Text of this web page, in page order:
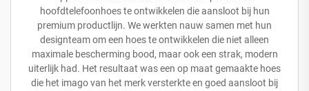
hoofdtelefoonhoes te ontwikkelen die aansloot bij hun
premium productlijn. We werkten nauw samen met hun
designteam om een hoes te ontwikkelen die niet alleen
maximale bescherming bood, maar ook een strak, modern
uiterlijk had. Het resultaat was een op maat gemaakte hoes
die het imago van het merk versterkte en goed aansloot bij